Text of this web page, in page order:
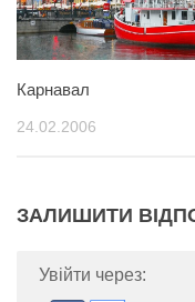
Карнавал
24.02.2006
ЗАЛИШИТИ
Увійти через: